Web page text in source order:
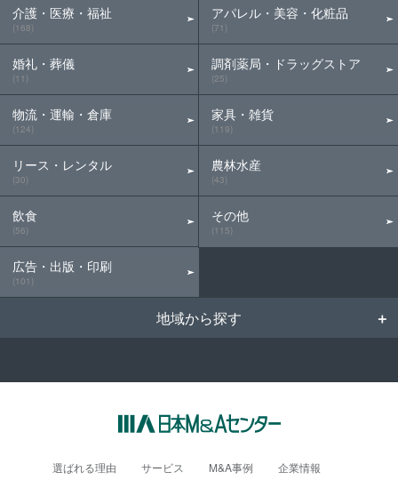
介護・医療・福祉
(168)
婚礼・葬儀
(11)
物流・運輸・倉庫
(124)
リース・レンタル
(30)
飲食
(56)
広告・出版・印刷
(101)
アパレル・美容・化粧品
(71)
調剤薬局・ドラッグストア
(25)
家具・雑貨
(119)
農林水産
(43)
その他
(115)
地域から探す
選ばれる理由 サービス M&A事例
企業情報